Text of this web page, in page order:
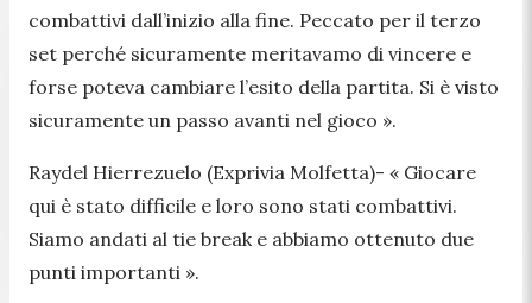
combattivi dall’inizio alla fine. Peccato per il terzo
set perché sicuramente meritavamo di vincere e
forse poteva cambiare l’esito della partita. Si è visto
sicuramente un passo avanti nel gioco ».
Raydel Hierrezuelo (Exprivia Molfetta)- « Giocare
qui è stato difficile e loro sono stati combattivi.
Siamo andati al tie break e abbiamo ottenuto due
punti importanti ».